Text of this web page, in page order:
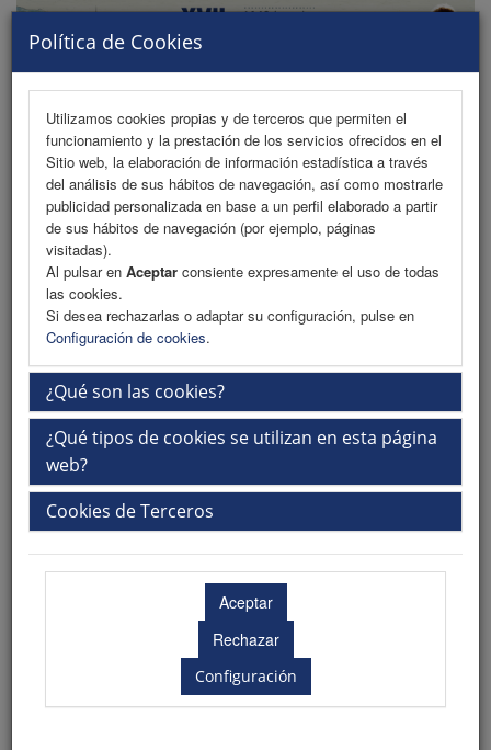
Política de Cookies
Utilizamos cookies propias y de terceros que permiten el
funcionamiento y la prestación de los servicios ofrecidos en el
Sitio web, la elaboración de información estadística a través
del análisis de sus hábitos de navegación, así como mostrarle
publicidad personalizada en base a un perfil elaborado a partir
de sus hábitos de navegación (por ejemplo, páginas
visitadas).
Al pulsar en Aceptar consiente expresamente el uso de todas
las cookies.
Si desea rechazarlas o adaptar su configuración, pulse en
Configuración de cookies.
¿Qué son las cookies?
¿Qué tipos de cookies se utilizan en esta página
web?
Cookies de Terceros
Configuración
MENU
Patrocinadores
Patrocinadores Confirmados
Colaboradores
Dossier Comercial
Plano de Exposición
Mayo 2024
Apertura plazo de contratación patrocinadores
Apertura envío de comunicaciones
Fin plazo 1ª cuota de inscripción
Septiembre 2024